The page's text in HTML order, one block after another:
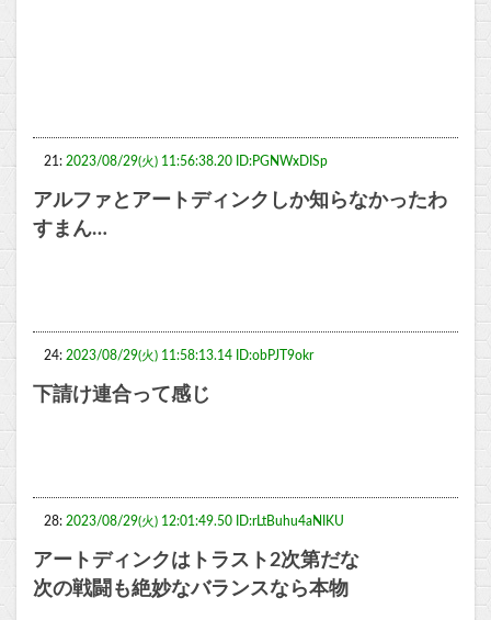
21: 2023/08/29(火) 11:56:38.20 ID:PGNWxDISp
アルファとアートディンクしか知らなかったわ
すまん…
24: 2023/08/29(火) 11:58:13.14 ID:obPJT9okr
下請け連合って感じ
28: 2023/08/29(火) 12:01:49.50 ID:rLtBuhu4aNIKU
アートディンクはトラスト2次第だな
次の戦闘も絶妙なバランスなら本物